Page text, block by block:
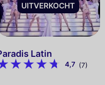
UITVERKOCHT
Latin
4,7 (7)